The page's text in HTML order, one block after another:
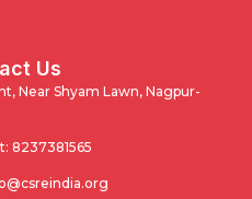
Waqf Guidance and
support program.
Impacting Community
through developmental
Us
Near Shyam Lawn, Nagpur-
8237381565